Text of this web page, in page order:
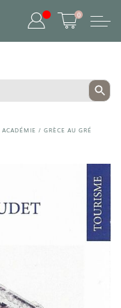
0
ACADÉMIE / GRÈCE AU GRÉ